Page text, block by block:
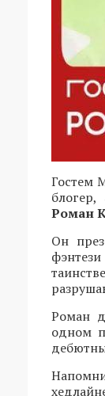
Гостем
Роман
Он
Роман
одном